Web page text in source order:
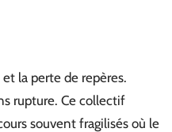
la perte de repères.
rupture. Ce collectif
souvent fragilisés où le